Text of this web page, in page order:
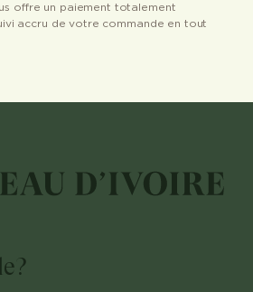
offre un paiement totalement
accru de votre commande en tout